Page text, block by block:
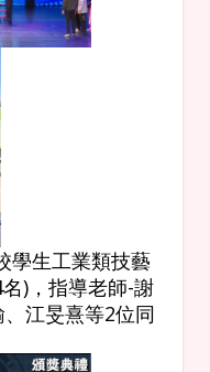
學生工業類技藝
)，指導老師-謝
江旻熹等2位同